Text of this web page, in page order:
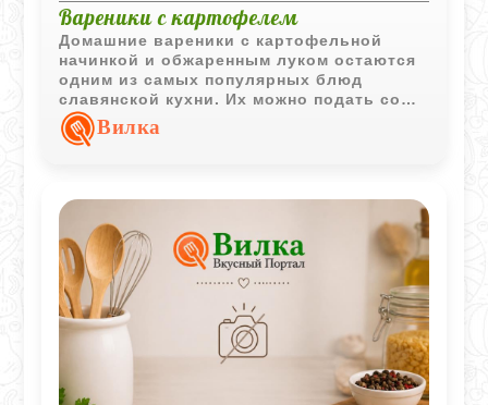
Вареники с картофелем
Домашние вареники с картофельной
начинкой и обжаренным луком остаются
одним из самых популярных блюд
славянской кухни. Их можно подать со
сметаной или растопленным маслом.
Вилка